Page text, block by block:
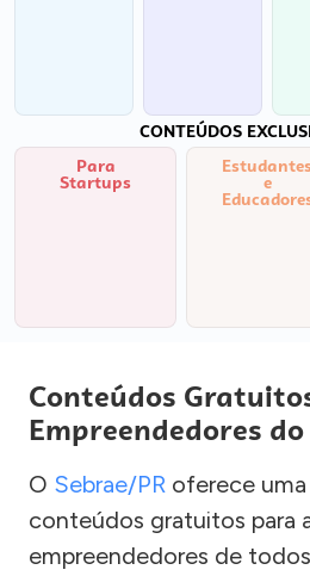
CONTEÚDOS
Para
Startups
Estudantes
e
Conteúdos
Empreendedores
O Sebrae/PR oferece
conteúdos gratuitos para
empreendedores de